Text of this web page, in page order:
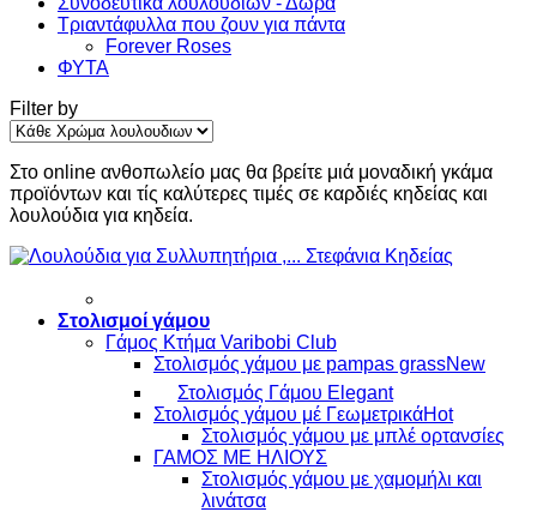
Στολισμοί γάμου
Γάμος Κτήμα Varibobi Club
Στολισμός γάμου με pampas grass
Στολισμός Γάμου Elegant
Στολισμός γάμου μέ Γεωμετρικά
Στολισμός γάμου με μπλέ ορτανσίες
ΓΑΜΟΣ ΜΕ ΗΛΙΟΥΣ
Στολισμός γάμου με χαμομήλι και
λινάτσα
Τριαντάφυλλα που ζουν για πάντα
Forever Roses
ΦΥΤΑ
Filter by
Στο online ανθοπωλείο μας θα βρείτε μιά μοναδική γκάμα
προϊόντων και τίς καλύτερες τιμές σε καρδιές κηδείας και
λουλούδια για κηδεία.